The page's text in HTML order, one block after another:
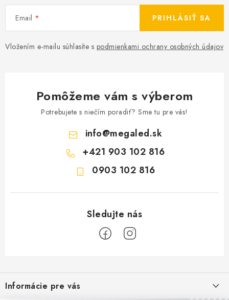
u
Email
Vložením e-mailu súhlasíte s podmienkami ochrany osobných údajov
PRIHLÁSIŤ SA
Pomôžeme vám s výberom
Potrebujete s niečím poradiť? Sme tu pre vás!
info@megaled.sk
+421 903 102 816
0903 102 816
pInformácie pre vás